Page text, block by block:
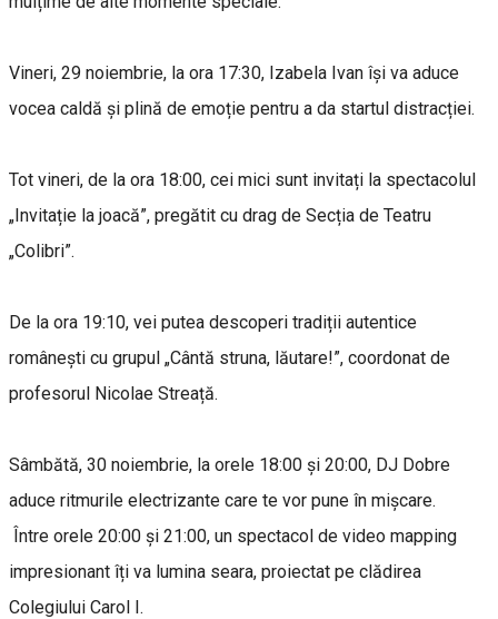
Vineri, 29 noiembrie, la ora 17:30, Izabela Ivan își va aduce
vocea caldă și plină de emoție pentru a da startul distracției.
Tot vineri, de la ora 18:00, cei mici sunt invitați la spectacolul
„Invitație la joacă”, pregătit cu drag de Secția de Teatru
„Colibri”.
De la ora 19:10, vei putea descoperi tradiții autentice
românești cu grupul „Cântă struna, lăutare!”, coordonat de
profesorul Nicolae Streață.
Sâmbătă, 30 noiembrie, la orele 18:00 și 20:00, DJ Dobre
aduce ritmurile electrizante care te vor pune în mișcare.
Între orele 20:00 și 21:00, un spectacol de video mapping
impresionant îți va lumina seara, proiectat pe clădirea
Colegiului Carol I.